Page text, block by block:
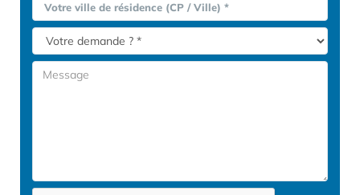
Votre ville de résidence (CP / Ville) *